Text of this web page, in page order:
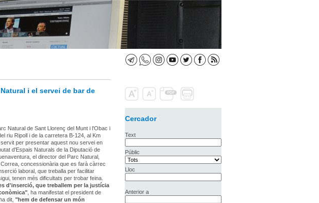
i el servei de bar de
Natural de Sant Llorenç del Munt i l'Obac i
riu Ripoll i de la carretera B-124, al Km
per presentar aquest nou servei en
d'Espais Naturals de la Diputació de
el director del Parc Natural,
concessionària que es farà càrrec
laboral, que treballa per facilitar
tenen més dificultats per trobar feina.
d'inserció, que treballem per la justícia
, ha manifestat el president de
dit, "hem de defensar un món
Cercador
Text
Públic
Lloc
Anterior a